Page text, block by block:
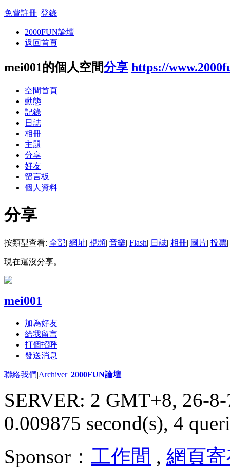
免費註冊 |登錄
2000FUN論壇
返回首頁
mei001的個人空間分享 https://
空間首頁
動態
記錄
日誌
相冊
主題
分享
好友
留言板
個人資料
分享
按類型查看: 全部| 網址| 視頻| 音樂| Flash| 日誌| 相冊| 圖片| 投票|
現在還沒分享。
mei001
加為好友
給我留言
打個招呼
發送消息
聯絡我們|Archiver| 2000FUN論壇
SERVER: 2 GMT+8, 26-
0.009875 second(s), 4
Sponsor： 工作間 , 網頁